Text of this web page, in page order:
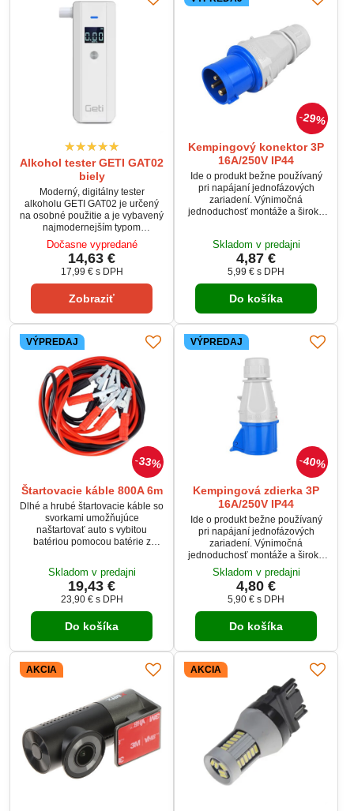
Alkohol tester GETI GAT02
biely
Moderný, digitálny tester
alkoholu GETI GAT02 je určený
na osobné použitie a je vybavený
najmodernejším typom
polovodičového senzora. Prístroj
je určený na orientačné meranie
hladiny alkoholu v krvi, a hoci nie
je vybavený elektrochemickým
čidlom, dosahuje veľmi presné
výsledky. Meranie testera sa
pohybuje v rozmedzí 0,00 – 2,00
‰ BAC s presnosťou ± 0,08 ‰
BAC. Použitie prístroja je veľmi...
Dočasne vypredané
14,63 €
17,99 € s DPH
Zobraziť
29%
Kempingový konektor 3P
16A/250V IP44
Ide o produkt bežne používaný
pri napájaní jednofázových
zariadení. Výnimočná
jednoduchosť montáže a široká
Skladom v predajni
4,87 €
5,99 € s DPH
Do košíka
33%
VÝPREDAJ
Štartovacie káble 800A 6m
Dlhé a hrubé štartovacie káble so
svorkami umožňujúce
naštartovať auto s vybitou
batériou pomocou batérie z
voči mechanickému poškodeniu
a poveternostným vplyvom.
Káble sú dlhé až 6 metrov, vďaka
čomu umožňujú štartovanie aj pri
nemožnosti jazdy v blízkosti
Skladom v predajni
19,43 €
23,90 € s DPH
Do košíka
40%
VÝPREDAJ
Kempingová zdierka 3P
16A/250V IP44
Ide o produkt bežne používaný
pri napájaní jednofázových
zariadení. Výnimočná
jednoduchosť montáže a široká
aplikácia sú hlavnými výhodami
tohto produktu.
Skladom v predajni
4,80 €
5,90 € s DPH
Do košíka
AKCIA AKCIA